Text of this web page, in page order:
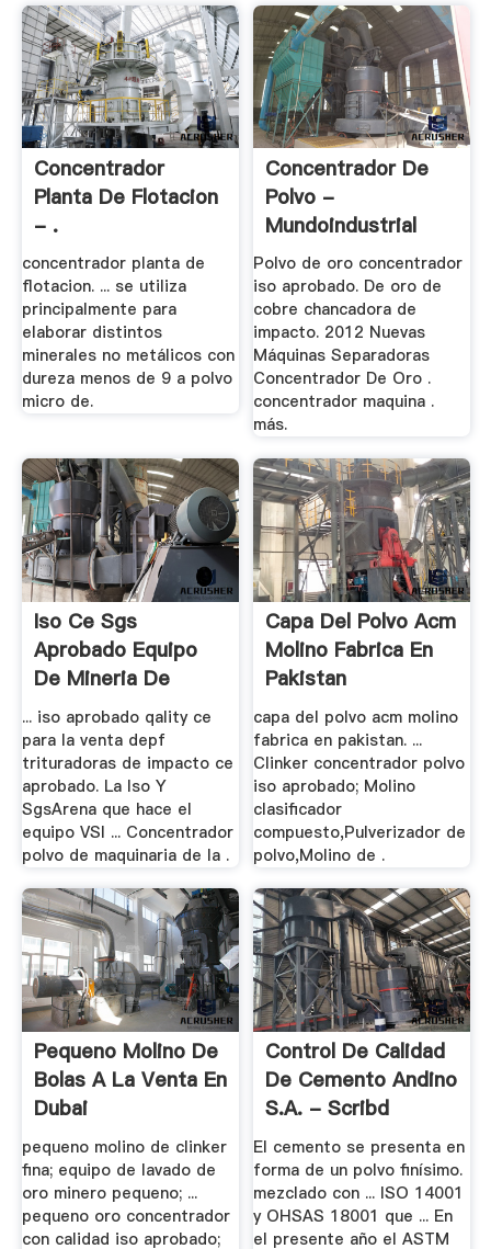
Concentrador
Planta De Flotacion
- .
concentrador planta de
flotacion. ... se utiliza
principalmente para
elaborar distintos
minerales no metálicos con
dureza menos de 9 a polvo
micro de.
Concentrador De
Polvo -
Mundoindustrial
Polvo de oro concentrador
iso aprobado. De oro de
cobre chancadora de
impacto. 2012 Nuevas
Máquinas Separadoras
Concentrador De Oro .
concentrador maquina .
más.
Iso Ce Sgs
Aprobado Equipo
De Mineria De
Venta
... iso aprobado qality ce
para la venta depf
trituradoras de impacto ce
aprobado. La Iso Y
SgsArena que hace el
equipo VSI ... Concentrador
polvo de maquinaria de la .
Capa Del Polvo Acm
Molino Fabrica En
Pakistan
capa del polvo acm molino
fabrica en pakistan. ...
Clinker concentrador polvo
iso aprobado; Molino
clasificador
compuesto,Pulverizador de
polvo,Molino de .
Pequeno Molino De
Bolas A La Venta En
Dubai
pequeno molino de clinker
fina; equipo de lavado de
oro minero pequeno; ...
pequeno oro concentrador
con calidad iso aprobado;
Control De Calidad
De Cemento Andino
S.a. - Scribd
El cemento se presenta en
forma de un polvo finísimo.
mezclado con ... ISO 14001
y OHSAS 18001 que ... En
el presente año el ASTM